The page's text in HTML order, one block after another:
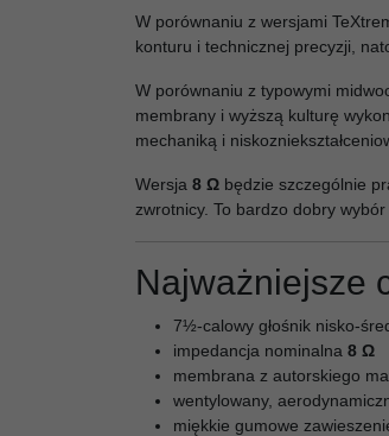
W porównaniu z wersjami
konturu i technicznej precyzji,
W porównaniu z typowymi
membrany i wyższą kulturę
mechaniką i
Wersja 8 Ω będzie szczególnie
zwrotnicy. To bardzo dobry
Najważniejsze
7½-calowy głośnik nisko-
impedancja nominalna 8 Ω
membrana z autorskiego
wentylowany,
miękkie gumowe